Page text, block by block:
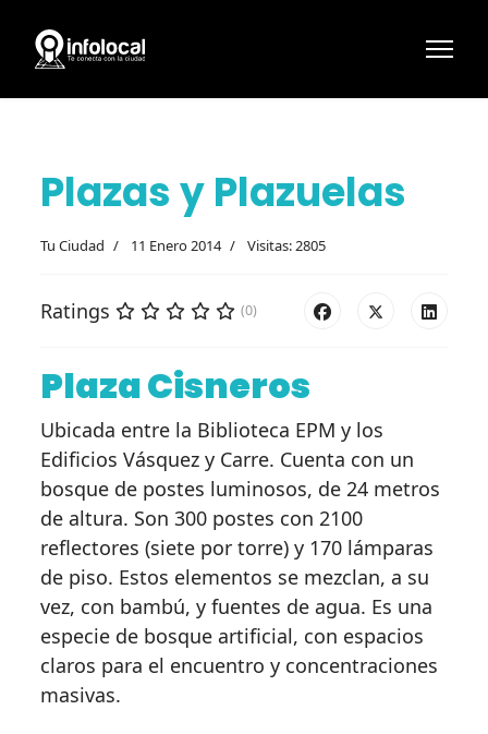
Plazas y Plazuelas
Tu Ciudad 11 Enero 2014 Visitas: 2805
Ratings (0)
Plaza Cisneros
Ubicada entre la Biblioteca EPM y los
Edificios Vásquez y Carre. Cuenta con un
bosque de postes luminosos, de 24 metros
de altura. Son 300 postes con 2100
reflectores (siete por torre) y 170 lámparas
de piso. Estos elementos se mezclan, a su
vez, con bambú, y fuentes de agua. Es una
especie de bosque artificial, con espacios
claros para el encuentro y concentraciones
masivas.